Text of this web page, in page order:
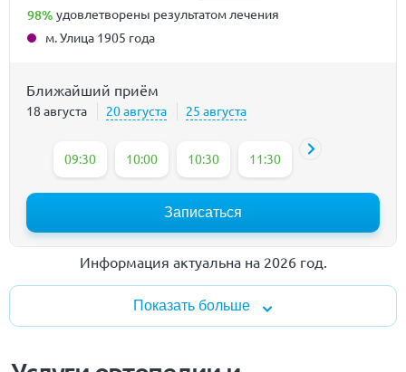
98% удовлетворены результатом лечения
м. Улица 1905 года
Ближайший приём
18 августа 20 августа 25 августа
09:30 10:00 10:30 11:30 12:30
Записаться
Информация актуальна на 2026 год.
Показать больше